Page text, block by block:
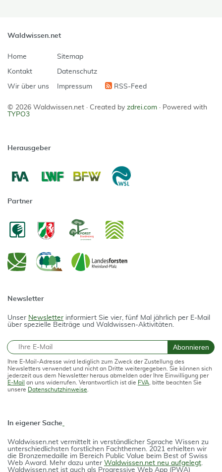
Waldwissen.net
Home
Kontakt
Wir über uns
Sitemap
Datenschutz
Impressum RSS-Feed
© 2026 Waldwissen.net · Created by zdrei.com · Powered with
TYPO3
Herausgeber
Partner
Newsletter
Unser Newsletter informiert Sie vier, fünf Mal jährlich per E-Mail
über spezielle Beiträge und Waldwissen-Aktivitäten.
E-Mail Abonnieren
Ihre E-Mail-Adresse wird lediglich zum Zweck der Zustellung des
Newsletters verwendet und nicht an Dritte weitergegeben. Sie können sich
jederzeit aus dem Newsletter heraus abmelden oder Ihre Einwilligung per
E-Mail an uns widerrufen. Verantwortlich ist die FVA , bitte beachten Sie
unsere Datenschutzhinweise
In eigener Sache
Waldwissen.net vermittelt in verständlicher Spra­che Wissen zu
unterschiedlichsten forstlichen Fach­themen. 2021 erhielten wir
die Bron­ze­medail­le im Bereich Public Value beim Best of Swiss
Web Award. Mehr dazu unter Waldwissen.net neu aufgelegt.
Waldwissen.net ist auch als Progres­si­ve Web App (PWA)